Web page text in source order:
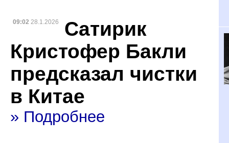
09:02 28.1.2026
Сатирик
Кристофер Бакли
предсказал чистки
в Китае
» Подробнее